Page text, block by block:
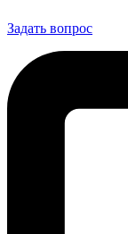
Задать вопрос